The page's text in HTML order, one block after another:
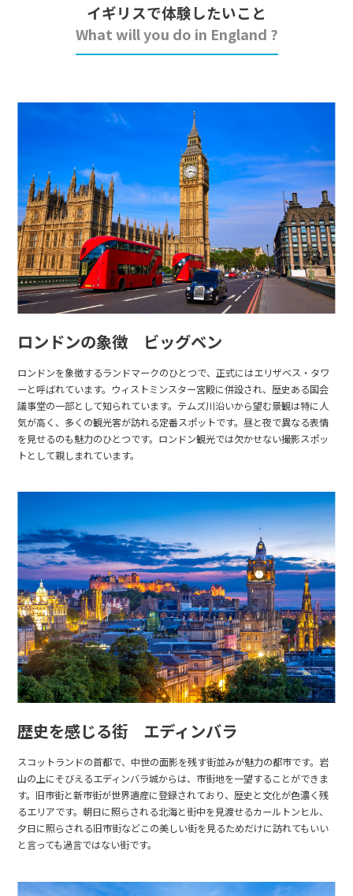
イギリスで体験したいこと
What will you do in England ?
ロンドンの象徴 ビッグベン
ロンドンを象徴するランドマークのひとつで、正式にはエリザベス・タワ
ーと呼ばれています。ウィストミンスター宮殿に併設され、歴史ある国会
議事堂の一部として知られています。テムズ川沿いから望む景観は特に人
気が高く、多くの観光客が訪れる定番スポットです。昼と夜で異なる表情
を見せるのも魅力のひとつです。ロンドン観光では欠かせない撮影スポッ
トとして親しまれています。
歴史を感じる街 エディンバラ
スコットランドの首都で、中世の面影を残す街並みが魅力の都市です。岩
山の上にそびえるエディンバラ城からは、市街地を一望することができま
す。旧市街と新市街が世界遺産に登録されており、歴史と文化が色濃く残
るエリアです。朝日に照らされる北海と街中を見渡せるカールトンヒル、
夕日に照らされる旧市街などこの美しい街を見るためだけに訪れてもいい
と言っても過言ではない街です。